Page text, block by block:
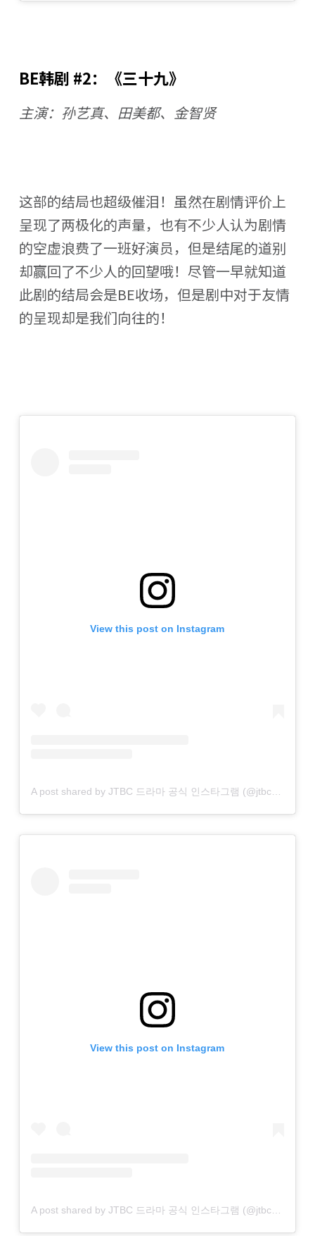
BE韩剧 #2：《三十九》
主演：孙艺真、田美都、金智贤
这部的结局也超级催泪！虽然在剧情评价上
呈现了两极化的声量，也有不少人认为剧情
的空虚浪费了一班好演员，但是结尾的道别
却赢回了不少人的回望哦！尽管一早就知道
此剧的结局会是BE收场，但是剧中对于友情
的呈现却是我们向往的！
View this post on Instagram
A post shared by JTBC 드라마 공식 인스타그램 (@jtbcdrama)
View this post on Instagram
A post shared by JTBC 드라마 공식 인스타그램 (@jtbcdrama)